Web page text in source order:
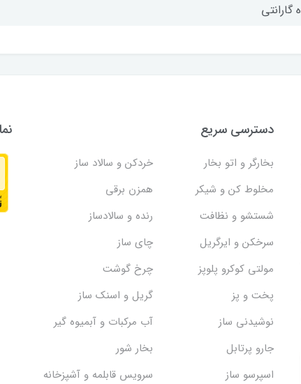
دسترسی سریع
بخارگر و اتو بخار
خردکن و سالاد ساز
مخلوط کن و شیکر
همزن برقی
شستشو و نظافت
رنده و سالادساز
سرخکن و ایرگریل
چای ساز
مولتی کوکرو پلوپز
چرخ گوشت
پخت و پز
گریل و اسنک‌ ساز
نوشیدنی ساز
آب مرکبات و آبمیوه گیر
جارو پرتابل
بخار شور
اسپرسو ساز
سرویس قابلمه و آشپزخانه